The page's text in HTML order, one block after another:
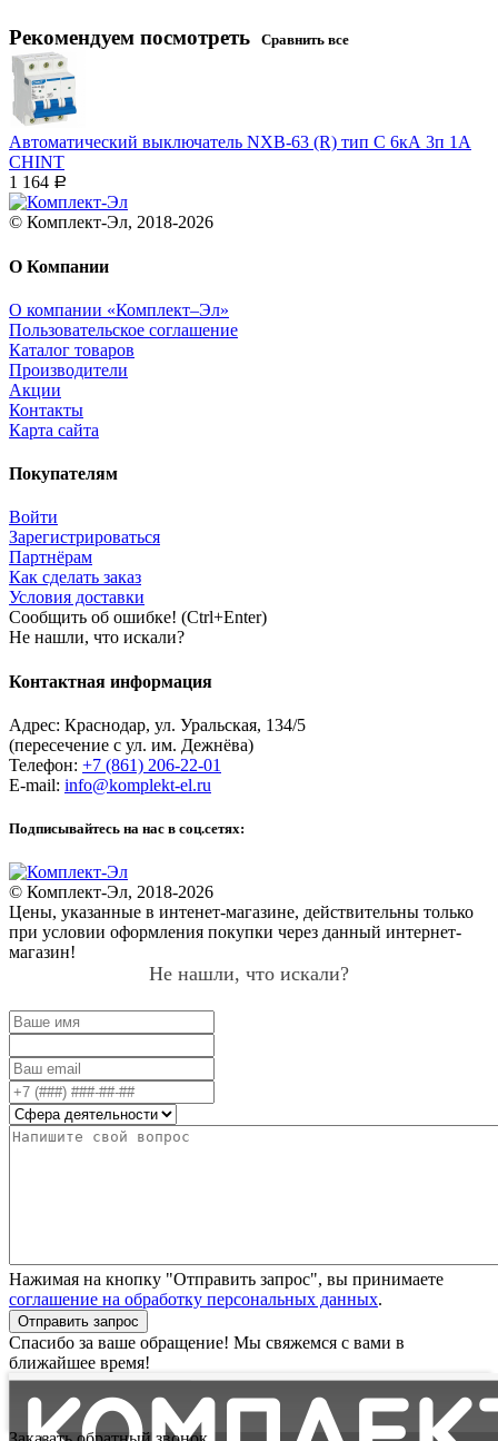
Рекомендуем посмотреть Сравнить все
Автоматический выключатель NXB-63 (R) тип С 6кА 3п 1А
CHINT
1 164 Р
© Комплект-Эл, 2018-2026
О Компании
О компании «Комплект–Эл»
Пользовательское соглашение
Каталог товаров
Производители
Акции
Контакты
Карта сайта
Покупателям
Войти
Зарегистрироваться
Партнёрам
Как сделать заказ
Условия доставки
Сообщить об ошибке! (Ctrl+Enter)
Не нашли, что искали?
Контактная информация
Адрес: Краснодар, ул. Уральская, 134/5
(пересечение с ул. им. Дежнёва)
Телефон: +7 (861) 206-22-01
E-mail: info@komplekt-el.ru
Подписывайтесь на нас в соц.сетях:
© Комплект-Эл, 2018-2026
Цены, указанные в интенет-магазине, действительны только
при условии оформления покупки через данный интернет-
магазин!
Не нашли, что искали?
Нажимая на кнопку "Отправить запрос", вы принимаете
соглашение на обработку персональных данных.
Отправить запрос
Спасибо за ваше обращение! Мы свяжемся с вами в
ближайшее время!